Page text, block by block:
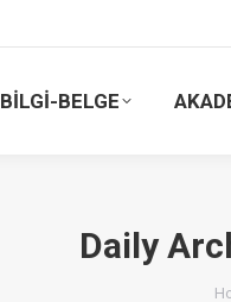
BİLGİ-BELGE
Daily